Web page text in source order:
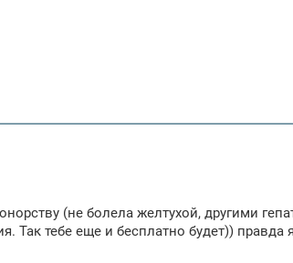
(не болела желтухой, другими
Так тебе еще и бесплатно будет)) правда